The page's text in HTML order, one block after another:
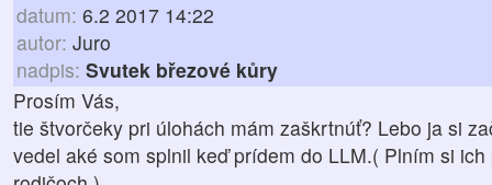
datum: 6.2 2017 14:22
autor: Juro
nadpis: Svutek březové kůry
Prosím Vás,
tie štvorčeky pri úlohách mám zaškrtnúť? Lebo ja si
vedel aké som splnil keď prídem do LLM.( Plním si